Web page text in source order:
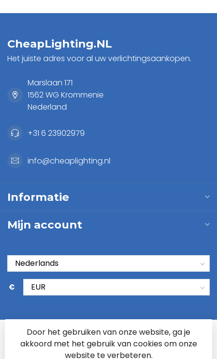
CheapLighting.NL
Het juiste adres voor al uw verlichtingsaankopen.
Marslaan 171
1562 WG Krommenie
Nederland
+31 6 23902979
info@cheaplighting.nl
Informatie
Mijn account
€
Door het gebruiken van onze website, ga je
akkoord met het gebruik van cookies om onze
website te verbeteren.